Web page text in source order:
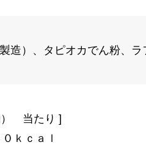
造）、タピオカでん粉、
当たり ]
ｋｃａｌ